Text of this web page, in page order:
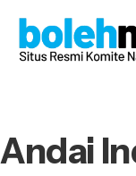
Andai